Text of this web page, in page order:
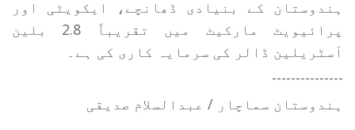
ہندوستان کے بنیادی ڈھانچے، ایکویٹی اور
پرائیویٹ مارکیٹ میں تقریباً 2.8 بلین
آسٹریلین ڈالر کی سرمایہ کاری کی ہے۔
---------------
ہندوستان سماچار / عبدالسلام صدیقی